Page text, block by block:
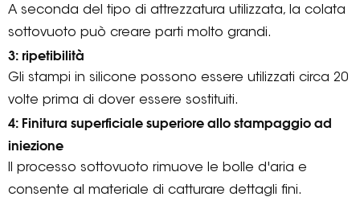
A seconda del tipo di attrezzatura utilizzata, la colata
sottovuoto può creare parti molto grandi.
3: ripetibilità
Gli stampi in silicone possono essere utilizzati circa 20
volte prima di dover essere sostituiti.
4: Finitura superficiale superiore allo stampaggio ad
iniezione
Il processo sottovuoto rimuove le bolle d'aria e
consente al materiale di catturare dettagli fini.